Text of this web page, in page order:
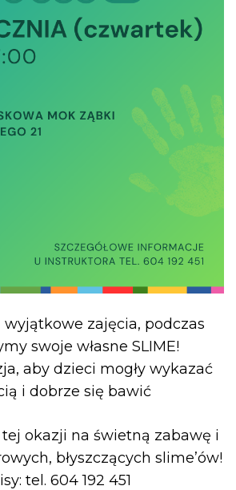
wyjątkowe zajęcia, podczas
swoje własne SLIME!
aby dzieci mogły wykazać
i dobrze się bawić
okazji na świetną zabawę i
błyszczących slime’ów!
tel. 604 192 451